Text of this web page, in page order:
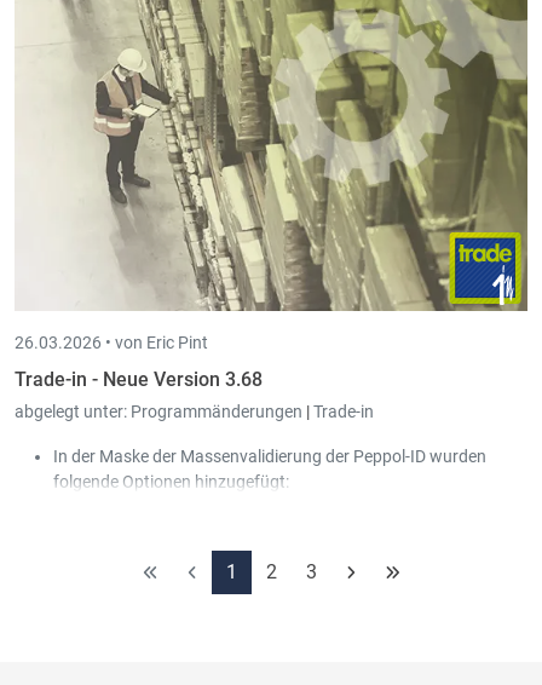
26.03.2026 • von Eric Pint
Trade-in - Neue Version 3.68
abgelegt unter: Programmänderungen |Trade-in
In der Maske der Massenvalidierung der Peppol-ID wurden
folgende Optionen hinzugefügt:
1 2 3